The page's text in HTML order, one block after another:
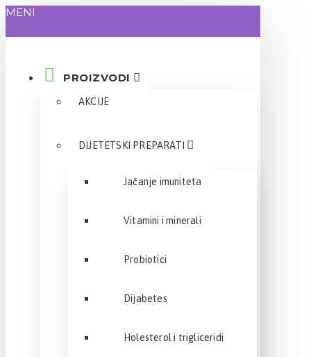
MENI
PROIZVODI
AKCIJE
DIJETETSKI PREPARATI
Jačanje imuniteta
Vitamini i minerali
Probiotici
Dijabetes
Holesterol i trigliceridi